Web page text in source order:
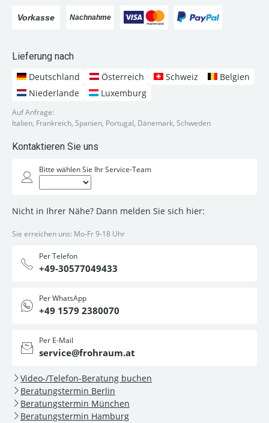
Lieferung nach
Deutschland
Österreich Schweiz
Belgien
Niederlande
Luxemburg
Auf Anfrage:
Italien, Frankreich, Spanien, Portugal, Dänemark, Schweden
Kontaktieren Sie uns
Bitte wählen Sie Ihr Service-Team
Nicht in Ihrer Nähe? Dann melden Sie sich hier:
Sie erreichen uns: Mo-Fr 9-18 Uhr
Per Telefon
+49-30577049433
Per WhatsApp
+49 1579 2380070
Per E-Mail
service@frohraum.at
Video-/Telefon-Beratung buchen
Beratungstermin Berlin
Beratungstermin München
Beratungstermin Hamburg